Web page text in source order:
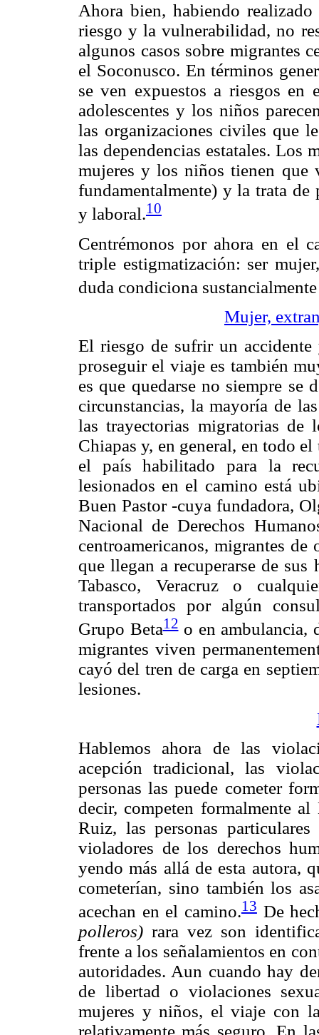
Ahora bien, habiendo
riesgo y la vulnerabilidad, no
algunos casos sobre migrantes
el Soconusco. En términos
se ven expuestos a riesgos en
adolescentes y los niños
las organizaciones civiles que
las dependencias estatales. Los
mujeres y los niños tienen que
fundamentalmente) y la trata de
y laboral.10
Centrémonos por ahora en el
triple estigmatización: ser
duda condiciona
Mujer,
El riesgo de sufrir un
proseguir el viaje es también
es que quedarse no siempre se
circunstancias, la mayoría de
las trayectorias migratorias de
Chiapas y, en general, en todo
el país habilitado para la
lesionados en el camino está
Buen Pastor -cuya fundadora,
Nacional de Derechos
centroamericanos, migrantes
que llegan a recuperarse de
Tabasco, Veracruz o
transportados por algún
Grupo Beta12o en ambulancia,
migrantes viven
cayó del tren de carga en
lesiones.
Hablemos ahora de las
acepción tradicional, las
personas las puede cometer
decir, competen formalmente
Ruiz, las personas
violadores de los derechos
yendo más allá de esta autora,
cometerían, sino también los
acechan en el camino.13De
polleros) rara vez son
frente a los señalamientos en
autoridades. Aun cuando hay
de libertad o violaciones
mujeres y niños, el viaje con
relativamente más seguro. En